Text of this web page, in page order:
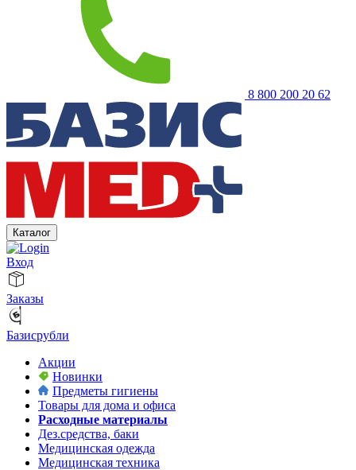
8 800 200 20 62
Каталог
Вход
Заказы
Базисрубли
Акции
Новинки
Предметы гигиены
Товары для дома и офиса
Расходные материалы
Дез.средства, баки
Медицинская одежда
Медицинская техника